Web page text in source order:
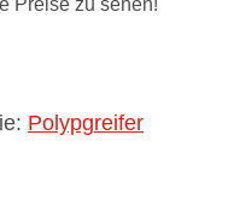
Preise zu sehen!
Polypgreifer